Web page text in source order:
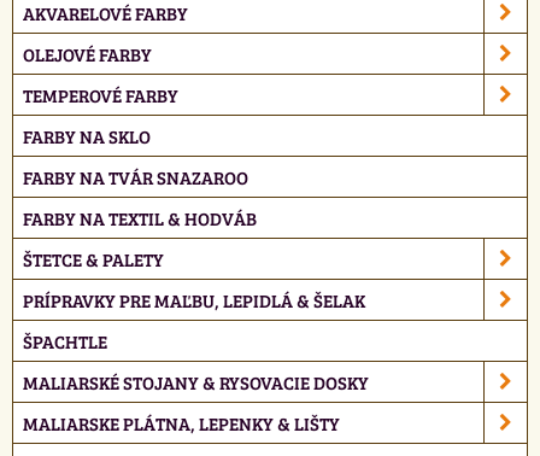
AKVARELOVÉ FARBY
OLEJOVÉ FARBY
TEMPEROVÉ FARBY
FARBY NA SKLO
FARBY NA TVÁR SNAZAROO
FARBY NA TEXTIL & HODVÁB
ŠTETCE & PALETY
PRÍPRAVKY PRE MAĽBU, LEPIDLÁ & ŠELAK
ŠPACHTLE
MALIARSKÉ STOJANY & RYSOVACIE DOSKY
MALIARSKE PLÁTNA, LEPENKY & LIŠTY